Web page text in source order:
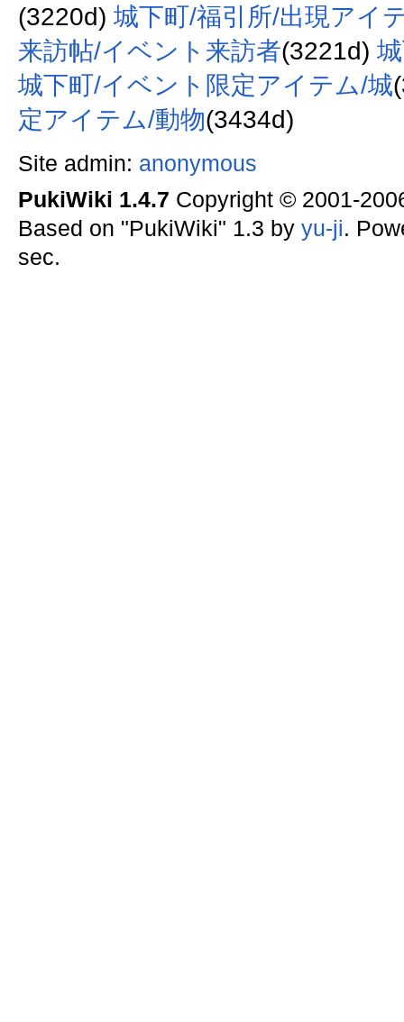
(3220d) 城下町/福引所/出現アイ
来訪帖/イベント来訪者(3221d)
城下町/イベント限定アイテム/城
定アイテム/動物(3434d)
Site admin: anonymous
PukiWiki 1.4.7 Copyright © 2001-
Based on "PukiWiki" 1.3 by yu-ji.
sec.